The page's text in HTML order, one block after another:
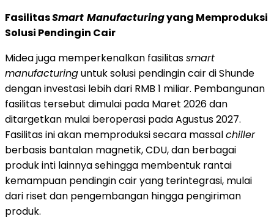
FasilitasSmart Manufacturingyang Memproduksi
Solusi Pendingin Cair
Midea juga memperkenalkan fasilitassmart
manufacturinguntuk solusi pendingin cair di Shunde
dengan investasi lebih dari RMB 1 miliar. Pembangunan
fasilitas tersebut dimulai pada Maret 2026 dan
ditargetkan mulai beroperasi pada Agustus 2027.
Fasilitas ini akan memproduksi secara massalchiller
berbasis bantalan magnetik, CDU, dan berbagai
produk inti lainnya sehingga membentuk rantai
kemampuan pendingin cair yang terintegrasi, mulai
dari riset dan pengembangan hingga pengiriman
produk.